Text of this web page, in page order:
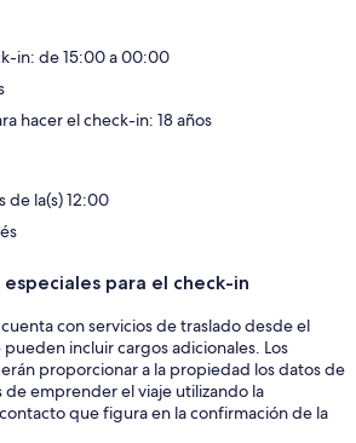
in: de 15:00 a 00:00
hacer el check-in: 18 años
de la(s) 12:00
para el check-in
con servicios de traslado desde el
incluir cargos adicionales. Los
proporcionar a la propiedad los datos de
de emprender el viaje utilizando la
que figura en la confirmación de la